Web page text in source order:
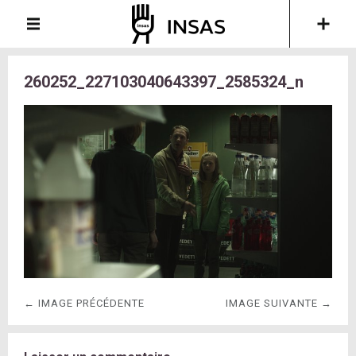
260252_227103040643397_2585324_n
← IMAGE PRÉCÉDENTE IMAGE SUIVANTE →